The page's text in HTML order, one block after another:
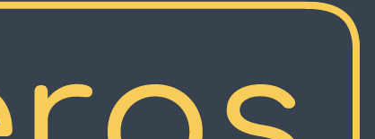
Funko Pop RM | BTS